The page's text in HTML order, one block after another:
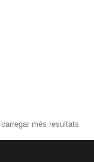
carregar més resultats